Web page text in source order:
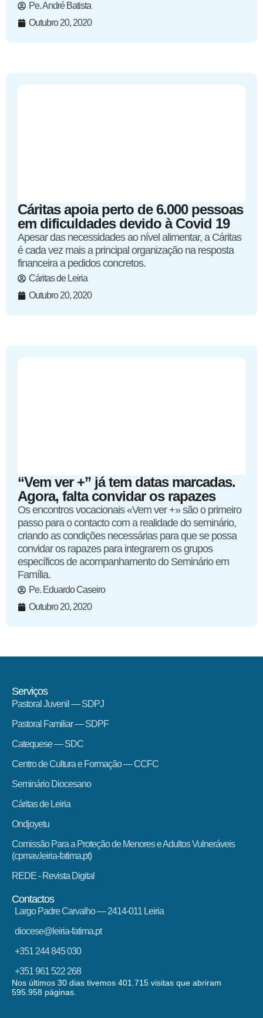
Pe. André Batista
Outubro 20, 2020
Cáritas apoia perto de 6.000 pessoas
em dificuldades devido à Covid 19
Apesar das necessidades ao nível alimentar, a Cáritas
é cada vez mais a principal organização na resposta
financeira a pedidos concretos.
Cáritas de Leiria
Outubro 20, 2020
“Vem ver +” já tem datas marcadas.
Agora, falta convidar os rapazes
Os encontros vocacionais «Vem ver +» são o primeiro
passo para o contacto com a realidade do seminário,
criando as condições necessárias para que se possa
convidar os rapazes para integrarem os grupos
específicos de acompanhamento do Seminário em
Família.
Pe. Eduardo Caseiro
Outubro 20, 2020
Serviços
Pastoral Juvenil — SDPJ
Pastoral Familiar — SDPF
Catequese — SDC
Centro de Cultura e Formação — CCFC
Seminário Diocesano
Cáritas de Leiria
Ondjoyetu
Comissão Para a Proteção de Menores e Adultos Vulneráveis
(cpmav.leiria-fatima.pt)
REDE - Revista Digital
Contactos
Largo Padre Carvalho — 2414-011 Leiria
diocese@leiria-fatima.pt
+351 244 845 030
+351 961 522 268
Nos últimos 30 dias tivemos 401.715 visitas que abriram
595.958 páginas.